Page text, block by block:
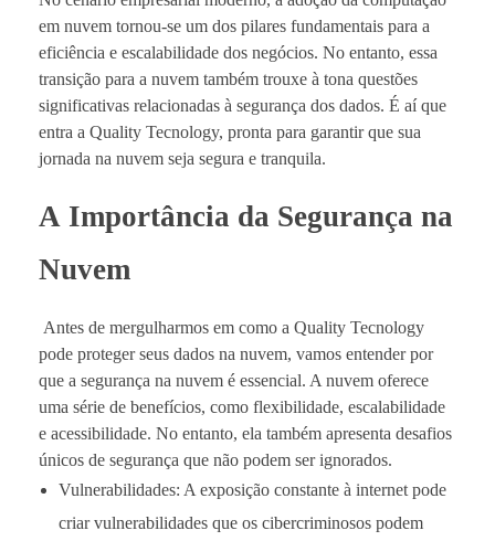
em nuvem tornou-se um dos pilares fundamentais para a
eficiência e escalabilidade dos negócios. No entanto, essa
transição para a nuvem também trouxe à tona questões
significativas relacionadas à segurança dos dados. É aí que
entra a Quality Tecnology, pronta para garantir que sua
jornada na nuvem seja segura e tranquila.
A Importância da Segurança na
Nuvem
Antes de mergulharmos em como a Quality Tecnology
pode proteger seus dados na nuvem, vamos entender por
que a segurança na nuvem é essencial. A nuvem oferece
uma série de benefícios, como flexibilidade, escalabilidade
e acessibilidade. No entanto, ela também apresenta desafios
únicos de segurança que não podem ser ignorados.
Vulnerabilidades: A exposição constante à internet pode
criar vulnerabilidades que os cibercriminosos podem